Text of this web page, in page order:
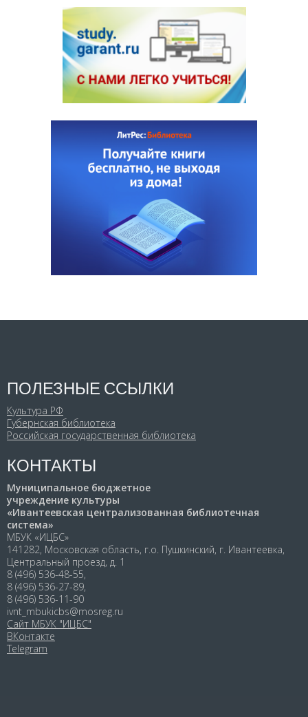
ПОЛЕЗНЫЕ ССЫЛКИ
Культура РФ
Губернская библиотека
Российская государственная библиотека
КОНТАКТЫ
Муниципальное бюджетное
учреждение культуры
«Ивантеевская централизованная библиотечная
система»
МБУК «ИЦБС»
141282, Московская область, г.о. Пушкинский, г. Ивантеевка,
Центральный проезд, д. 1
8 (496) 536-48-55,
8 (496) 536-27-89,
8 (496) 536-11-90
ivnt_mbukicbs@mosreg.ru
Сайт МБУК "ИЦБС"
ВКонтакте
Telegram